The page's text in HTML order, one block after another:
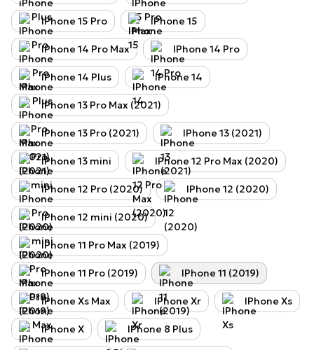
IPhone 15 Pro IPhone 15
IPhone 14 Pro Max IPhone 14 Pro
IPhone 14 Plus IPhone 14
IPhone 13 Pro Max (2021)
IPhone 13 Pro (2021) IPhone 13 (2021)
IPhone 13 mini IPhone 12 Pro Max (2020)
IPhone 12 Pro (2020) IPhone 12 (2020)
IPhone 12 mini (2020)
IPhone 11 Pro Max (2019)
IPhone 11 Pro (2019) IPhone 11 (2019)
IPhone Xs Max IPhone Xr IPhone Xs
IPhone X IPhone 8 Plus